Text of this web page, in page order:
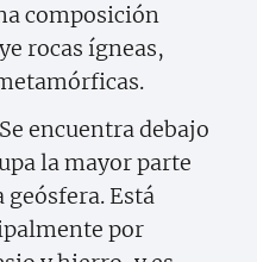
composición
rocas ígneas,
Se encuentra debajo
la mayor parte
Está
por